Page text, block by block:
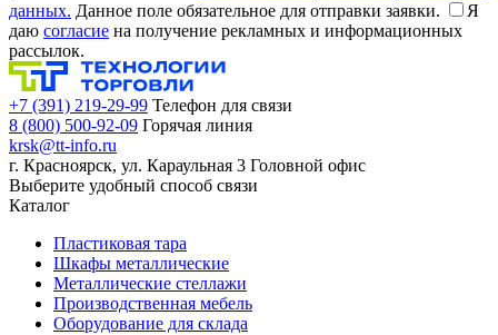
данных. Данное поле обязательное для отправки заявки.
Я
даю согласие на получение рекламных и информационных
рассылок.
+7 (391) 219-29-99 Телефон для связи
8 (800) 500-92-09 Горячая линия
krsk@tt-info.ru
г. Красноярск, ул. Караульная 3 Головной офис
Выберите удобный способ связи
Каталог
Пластиковая тара
Шкафы металлические
Металлические стеллажи
Производственная мебель
Оборудование для склада